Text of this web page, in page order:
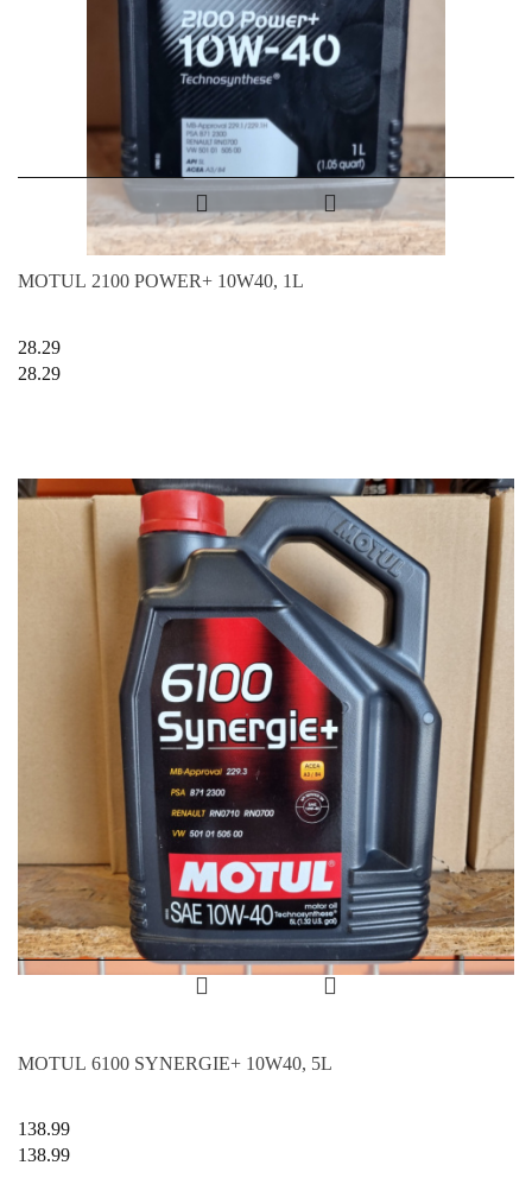
MOTUL 2100 POWER+ 10W40, 1L
28.29
28.29
MOTUL 6100 SYNERGIE+ 10W40, 5L
138.99
138.99